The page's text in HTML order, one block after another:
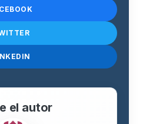
el autor